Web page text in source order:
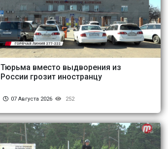
Тюрьма вместо выдворения из
России грозит иностранцу
07 Августа 2026 252